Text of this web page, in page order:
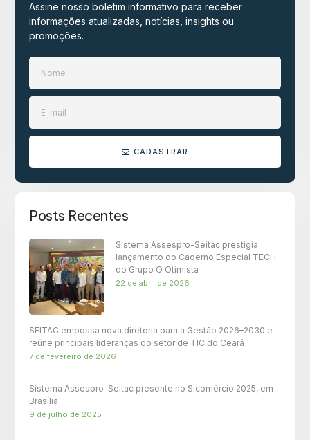
Assine nosso boletim informativo para receber
informações atualizadas, notícias, insights ou
promoções.​
CADASTRAR
Posts Recentes
Sistema Assespro-Seitac prestigia
lançamento do Caderno Especial TECH
do Grupo O Otimista
22 de abril de 2026
SEITAC empossa nova diretoria para a Gestão 2026–2030 e
reúne principais lideranças do setor de TIC do Ceará
7 de fevereiro de 2026
Sistema Assespro-Seitac presente no Sicomércio 2025, em
Brasília
9 de julho de 2025